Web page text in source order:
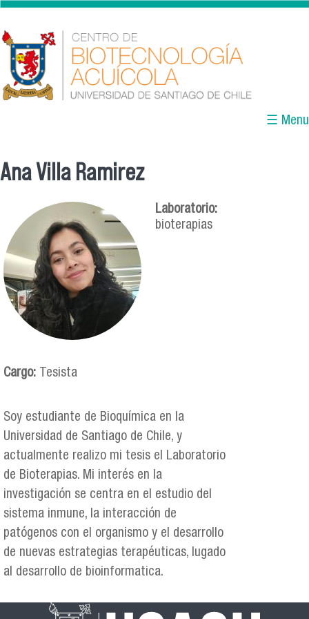
Pasar al contenido principal
☰ Menu
Ana Villa Ramirez
Cargo: Tesista
Soy estudiante de Bioquímica en la
Universidad de Santiago de Chile, y
actualmente realizo mi tesis el Laboratorio
de Bioterapias. Mi interés en la
investigación se centra en el estudio del
sistema inmune, la interacción de
patógenos con el organismo y el desarrollo
de nuevas estrategias terapéuticas, lugado
al desarrollo de bioinformatica.
Laboratorio:
bioterapias